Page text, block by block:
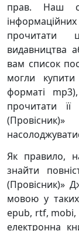
прав. Наш
прочитати
видавництва
вам список
могли купити
форматі
прочитати
Як правило,
знайти
(Провісник)»
мовою у
epub, rtf, mobi,
електронна